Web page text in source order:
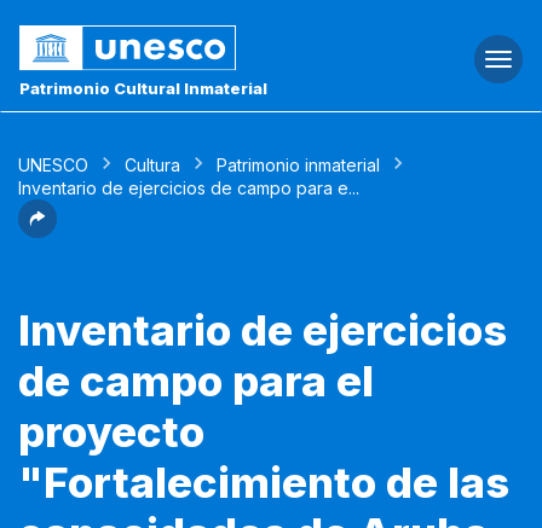
Patrimonio Cultural Inmaterial
UNESCO Cultura
Patrimonio inmaterial
Inventario de ejercicios de campo para e...
Inventario de ejercicios
de campo para el
proyecto
"Fortalecimiento de las